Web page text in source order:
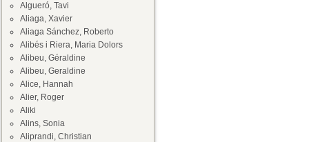
Algueró, Tavi
Aliaga, Xavier
Aliaga Sánchez, Roberto
Alibés i Riera, Maria Dolors
Alibeu, Géraldine
Alibeu, Geraldine
Alice, Hannah
Alier, Roger
Aliki
Alins, Sonia
Aliprandi, Christian